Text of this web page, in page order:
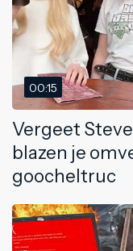
00:15
Vergeet
blazen je
goocheltruc